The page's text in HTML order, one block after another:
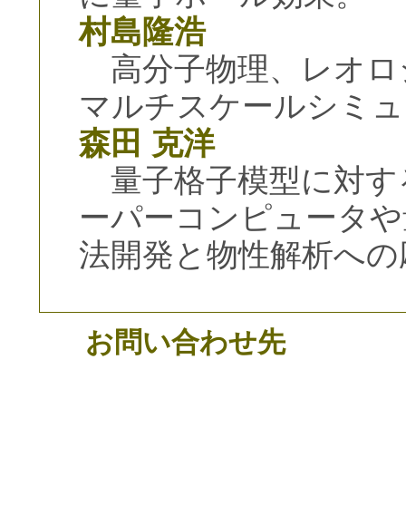
村島隆浩
高分子物理、レオロ
マルチスケールシミ
森田 克洋
量子格子模型に対す
ーパーコンピュータ
法開発と物性解析へ
お問い合わせ先